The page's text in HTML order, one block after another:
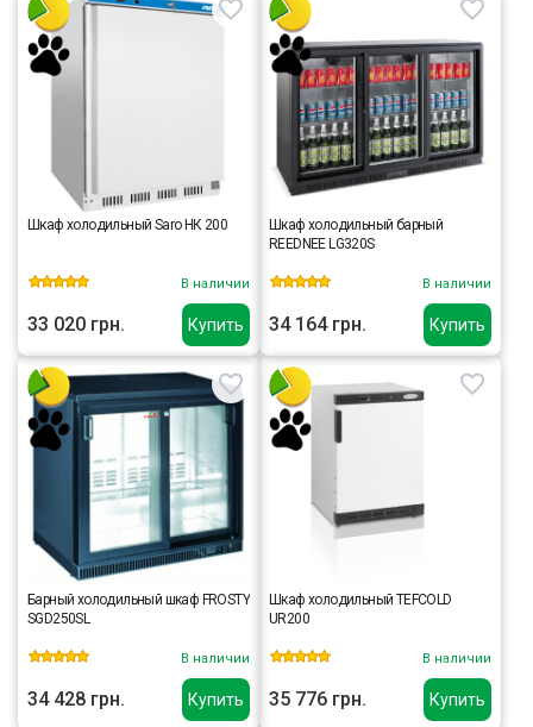
Купить
Шкаф холодильный Saro HК 200
В наличии
33 020 грн. Купить
Шкаф холодильный барный
REEDNEE LG320S
В наличии
34 164 грн.
Купить
Барный холодильный шкаф FROSTY
SGD250SL
В наличии
34 428 грн. Купить
Шкаф холодильный TEFCOLD
UR200
В наличии
35 776 грн.